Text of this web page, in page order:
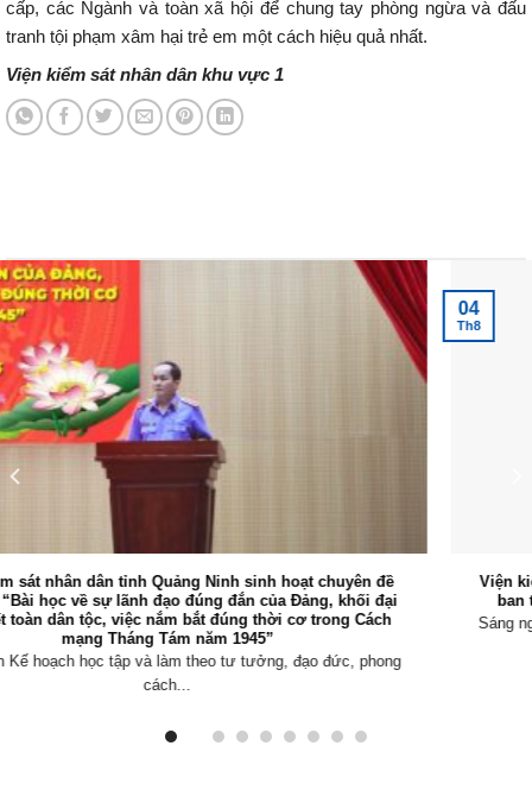
cấp, các Ngành và toàn xã hội để chung tay phòng ngừa và đấu
tranh tội phạm xâm hại trẻ em một cách hiệu quả nhất.
Viện kiểm sát nhân dân khu vực 1
Viện kiểm sát nhân dân tỉnh Quảng Ninh tổ chức Hội nghị giao
ban trực tuyến triển khai nhiệm vụ trọng tâm tháng 8/2026
Sáng ngày 03/8/2026, Viện kiểm sát nhân dân (VKSND) tỉnh Quảng
Ninh tổ chức Hội...
04
Th8